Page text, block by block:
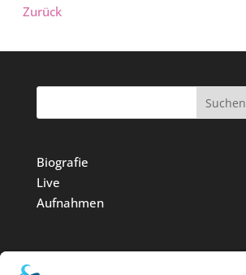
Zurück
Suchen
Biografie
Live
Aufnahmen